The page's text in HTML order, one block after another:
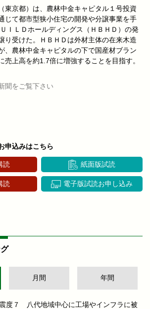
東京都）は、農林中金キャピタル１号投資
じて都市型狭小住宅の開発や分譲事業を手
ＩＬＤホールディングス（ＨＢＨＤ）の発
り受けた。ＨＢＨＤは外材主体の在来木造
、農林中金キャピタルの下で国産材ブラン
売上高を約1.7倍に増強することを目指す。
聞をご覧下さい
申込みはこちら
読 紙面版試読
読 電子版試読お申し込み
月間 年間
度７ 八代地域中心に工場やインフラに被